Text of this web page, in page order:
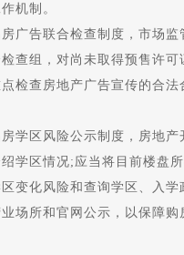
机制。
告联合检查制度，市场监
查组，对尚未取得预售许可
检查房地产广告宣传的合法
区风险公示制度，房地产
学区情况;应当将目前楼盘
变化风险和查询学区、入学
场所和官网公示，以保障购